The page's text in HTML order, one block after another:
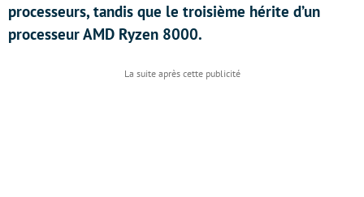
processeurs, tandis que le troisième hérite d’un
processeur AMD Ryzen 8000.